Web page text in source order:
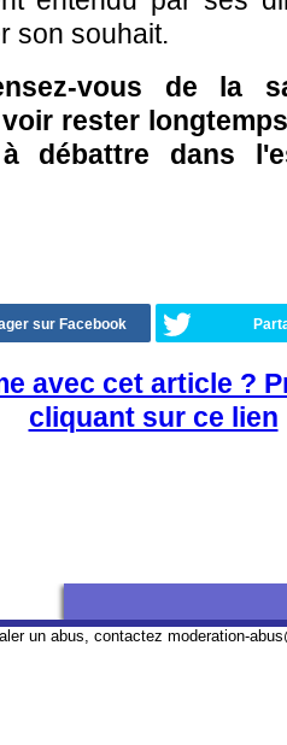
son souhait.
vous de la
rester
débattre dans
sur Facebook
avec cet article ?
cliquant sur ce lien
un abus, contactez moderation-